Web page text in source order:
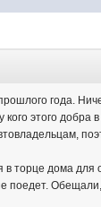
года.
этого
торце дома для
поедет. Обещали,